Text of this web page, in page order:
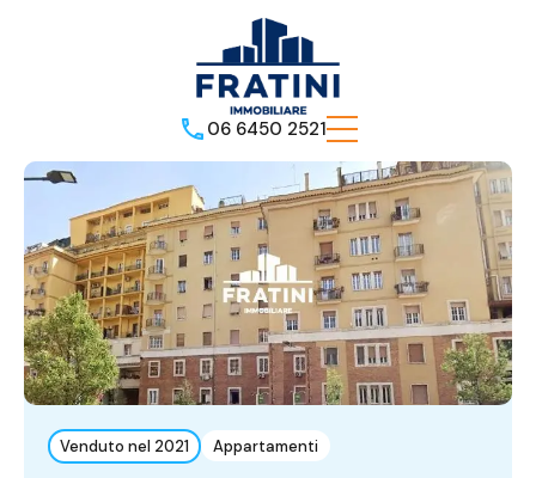
06 6450 2521
Venduto nel 2021 Appartamenti